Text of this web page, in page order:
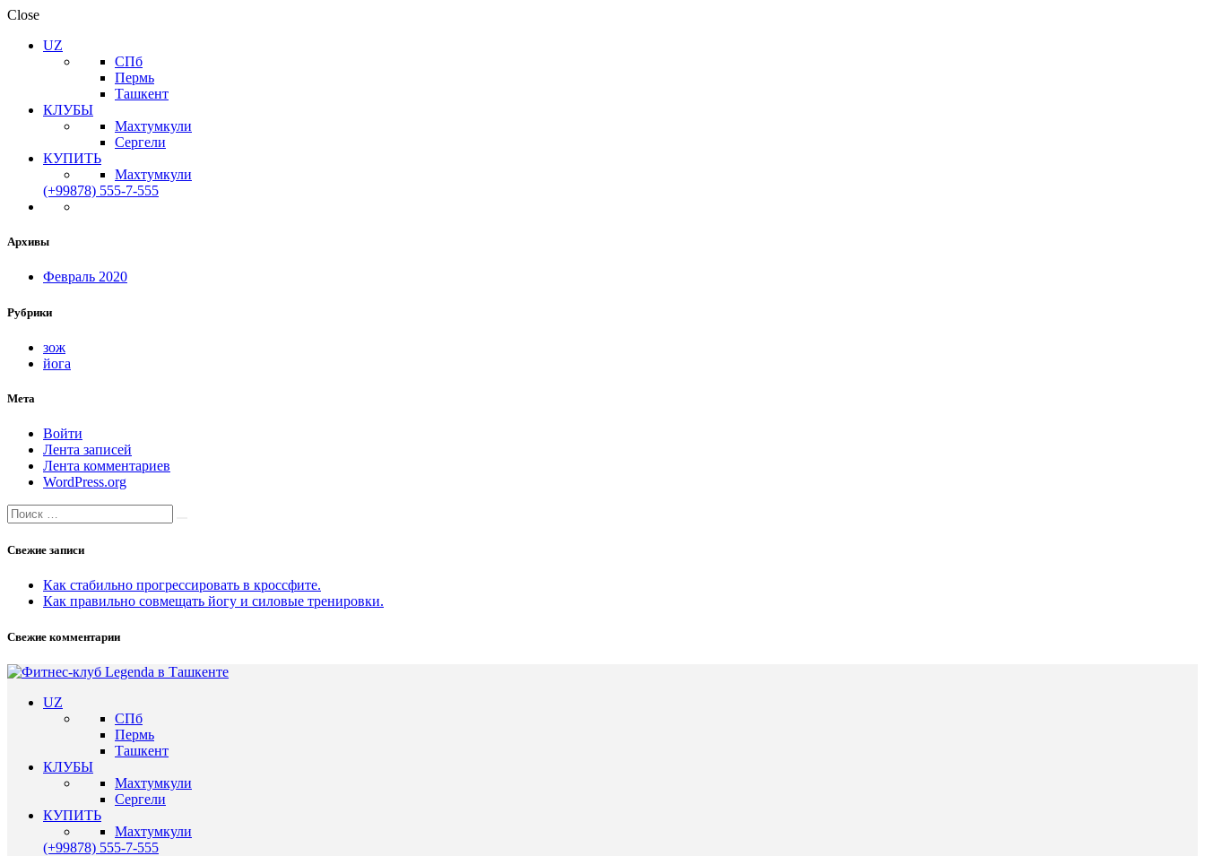
Close
UZ
СПб
Пермь
Ташкент
КЛУБЫ
Махтумкули
Сергели
КУПИТЬ
Махтумкули
(+99878) 555-7-555
Архивы
Февраль 2020
Рубрики
зож
йога
Мета
Войти
Лента записей
Лента комментариев
WordPress.org
Search
for:
Свежие записи
Как стабильно прогрессировать в кроссфите.
Как правильно совмещать йогу и силовые тренировки.
Свежие комментарии
UZ
СПб
Пермь
Ташкент
КЛУБЫ
Махтумкули
Сергели
КУПИТЬ
Махтумкули
(+99878) 555-7-555